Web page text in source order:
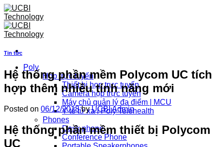
Skip
to
content
Poly
Họp trực tuyến
Thiết bị họp trực tuyến
Camera họp trực tuyến
Máy chủ quản lý đa điểm | MCU
Y tế từ xa | Poly Telehealth
Phones
Desk phone
Conference Phone
Tin tức
Hệ thống phần mềm Polycom UC tích
hợp thêm nhiều tính năng mới
Posted on 06/12/2018byUCBI Admin
Hệ thống phần mềm thiết bị Polycom
UC